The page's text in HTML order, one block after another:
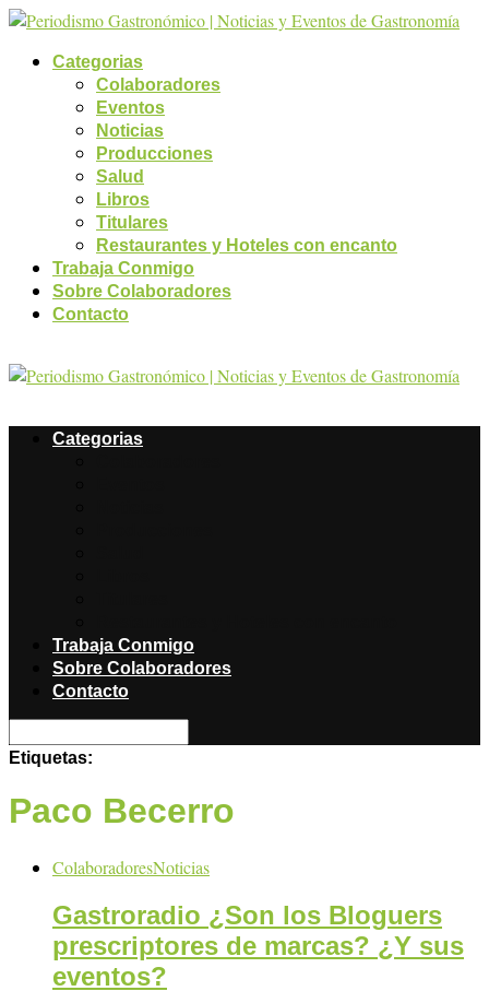
Categorias
Colaboradores
Eventos
Noticias
Producciones
Salud
Libros
Titulares
Restaurantes y Hoteles con encanto
Trabaja Conmigo
Sobre Colaboradores
Contacto
Categorias
Trabaja Conmigo
Sobre Colaboradores
Contacto
Etiquetas:
Paco Becerro
ColaboradoresNoticias
Gastroradio ¿Son los Bloguers
prescriptores de marcas? ¿Y sus
eventos?